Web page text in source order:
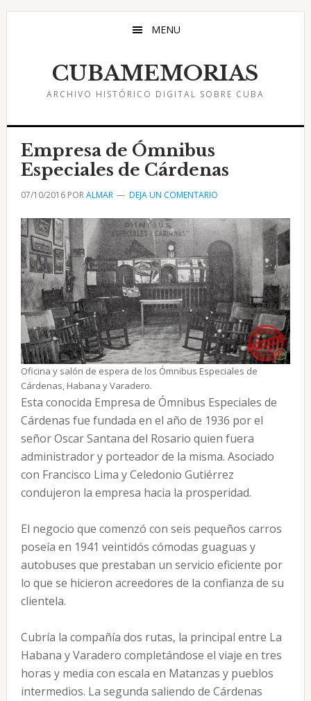
Saltar
Saltar
Saltar
MENU
CUBAMEMORIAS
ARCHIVO HISTÓRICO DIGITAL SOBRE CUBA
Empresa de Ómnibus
Especiales de Cárdenas
07/10/2016PORALMAR DEJA UN COMENTARIO
Oficina y salón de espera de los Ómnibus Especiales de
Cárdenas, Habana y Varadero.
Esta conocida Empresa de Ómnibus Especiales de
Cárdenas fue fundada en el año de 1936 por el
señor Oscar Santana del Rosario quien fuera
administrador y porteador de la misma. Asociado
con Francisco Lima y Celedonio Gutiérrez
condujeron la empresa hacia la prosperidad.
El negocio que comenzó con seis pequeños carros
poseía en 1941 veintidós cómodas guaguas y
autobuses que prestaban un servicio eficiente por
lo que se hicieron acreedores de la confianza de su
clientela.
Cubría la compañía dos rutas, la principal entre La
Habana y Varadero completándose el viaje en tres
horas y media con escala en Matanzas y pueblos
intermedios. La segunda saliendo de Cárdenas